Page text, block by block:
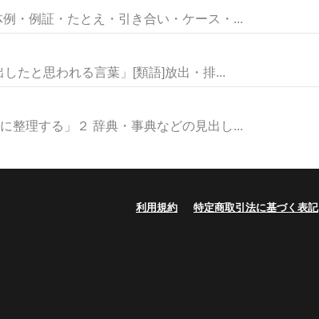
・例証・たとえ・引き合い・ケース・...
たと思われる言葉」[類語]放出・排...
整理する」２ 辞典・事典などの見出し...
利用規約 特定商取引法に基づく表記